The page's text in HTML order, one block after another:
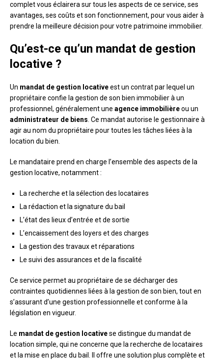
complet vous éclairera sur tous les aspects de ce service, ses
avantages, ses coûts et son fonctionnement, pour vous aider à
prendre la meilleure décision pour votre patrimoine immobilier.
Qu’est-ce qu’un mandat de gestion
locative ?
Un mandat de gestion locativeest un contrat par lequel un
propriétaire confie la gestion de son bien immobilier à un
professionnel, généralement une agence immobilièreou un
administrateur de biens . Ce mandat autorise le gestionnaire à
agir au nom du propriétaire pour toutes les tâches liées à la
location du bien.
Le mandataire prend en charge l’ensemble des aspects de la
gestion locative, notamment :
La recherche et la sélection des locataires
La rédaction et la signature du bail
L’état des lieux d’entrée et de sortie
L’encaissement des loyers et des charges
La gestion des travaux et réparations
Le suivi des assurances et de la fiscalité
Ce service permet au propriétaire de se décharger des
contraintes quotidiennes liées à la gestion de son bien, tout en
s’assurant d’une gestion professionnelle et conforme à la
législation en vigueur.
Le mandat de gestion locativese distingue du mandat de
location simple, qui ne concerne que la recherche de locataires
et la mise en place du bail. Il offre une solution plus complète et